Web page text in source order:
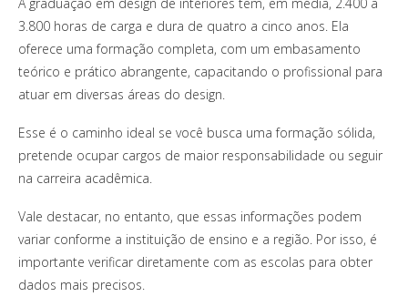
3.800 horas de carga e dura de quatro a cinco anos. Ela
oferece uma formação completa, com um embasamento
teórico e prático abrangente, capacitando o profissional para
atuar em diversas áreas do design.
Esse é o caminho ideal se você busca uma formação sólida,
pretende ocupar cargos de maior responsabilidade ou seguir
na carreira acadêmica.
Vale destacar, no entanto, que essas informações podem
variar conforme a instituição de ensino e a região. Por isso, é
importante verificar diretamente com as escolas para obter
dados mais precisos.